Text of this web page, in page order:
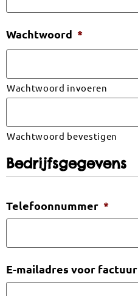
Wachtwoord *
Wachtwoord invoeren
Wachtwoord bevestigen
Bedrijfsgegevens
Telefoonnummer *
E-mailadres voor factuur